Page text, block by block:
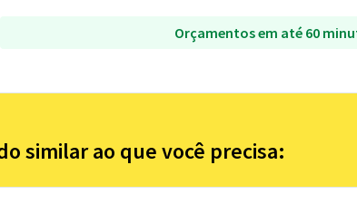
Orçamentos em até 60
similar ao que você precisa: